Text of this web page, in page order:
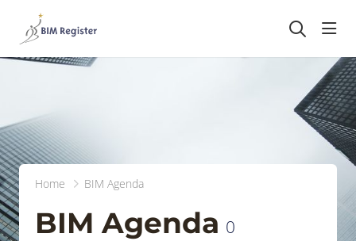
Home BIM Agenda
BIM Agenda 0